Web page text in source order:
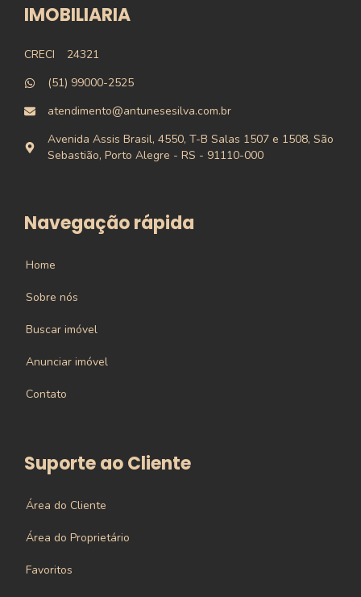
IMOBILIARIA
CRECI
24321
(51) 99000-2525
atendimento@antunesesilva.com.br
Avenida Assis Brasil, 4550, T-B Salas 1507 e 1508, São
Sebastião, Porto Alegre - RS - 91110-000
Navegação rápida
Home
Sobre nós
Buscar imóvel
Anunciar imóvel
Contato
Suporte ao Cliente
Área do Cliente
Área do Proprietário
Favoritos